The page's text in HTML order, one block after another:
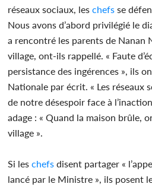
réseaux sociaux, les chefs se
Nous avons d’abord privilégié le
a rencontré les parents de Nanan
village, ont-ils rappellé. « Faute
persistance des ingérences », ils
Nationale par écrit. « Les réseaux
de notre désespoir face à
adage : « Quand la maison brûle,
village ».
Si les chefs disent partager «
lancé par le Ministre », ils posent